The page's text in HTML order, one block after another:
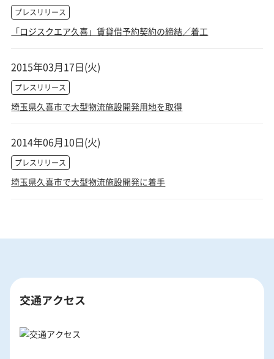
プレスリリース
「ロジスクエア久喜」賃貸借予約契約の締結／着工
プレスリリース
埼玉県久喜市で大型物流施設開発用地を取得
2015年03月17日(火)
プレスリリース
埼玉県久喜市で大型物流施設開発に着手
2014年06月10日(火)
交通アクセス